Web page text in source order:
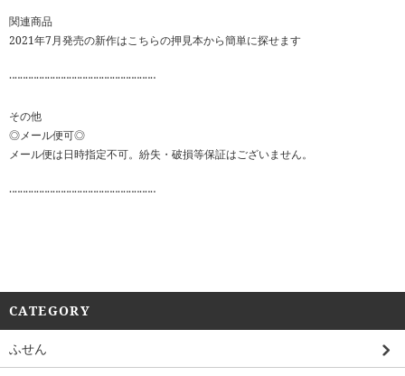
関連商品
2021年7月発売の新作はこちらの押見本から簡単に探せます
‥‥‥‥‥‥‥‥‥‥‥‥‥‥‥‥‥‥‥‥‥‥‥‥‥‥‥
その他
◎メール便可◎
メール便は日時指定不可。紛失・破損等保証はございません。
‥‥‥‥‥‥‥‥‥‥‥‥‥‥‥‥‥‥‥‥‥‥‥‥‥‥‥
CATEGORY
ふせん